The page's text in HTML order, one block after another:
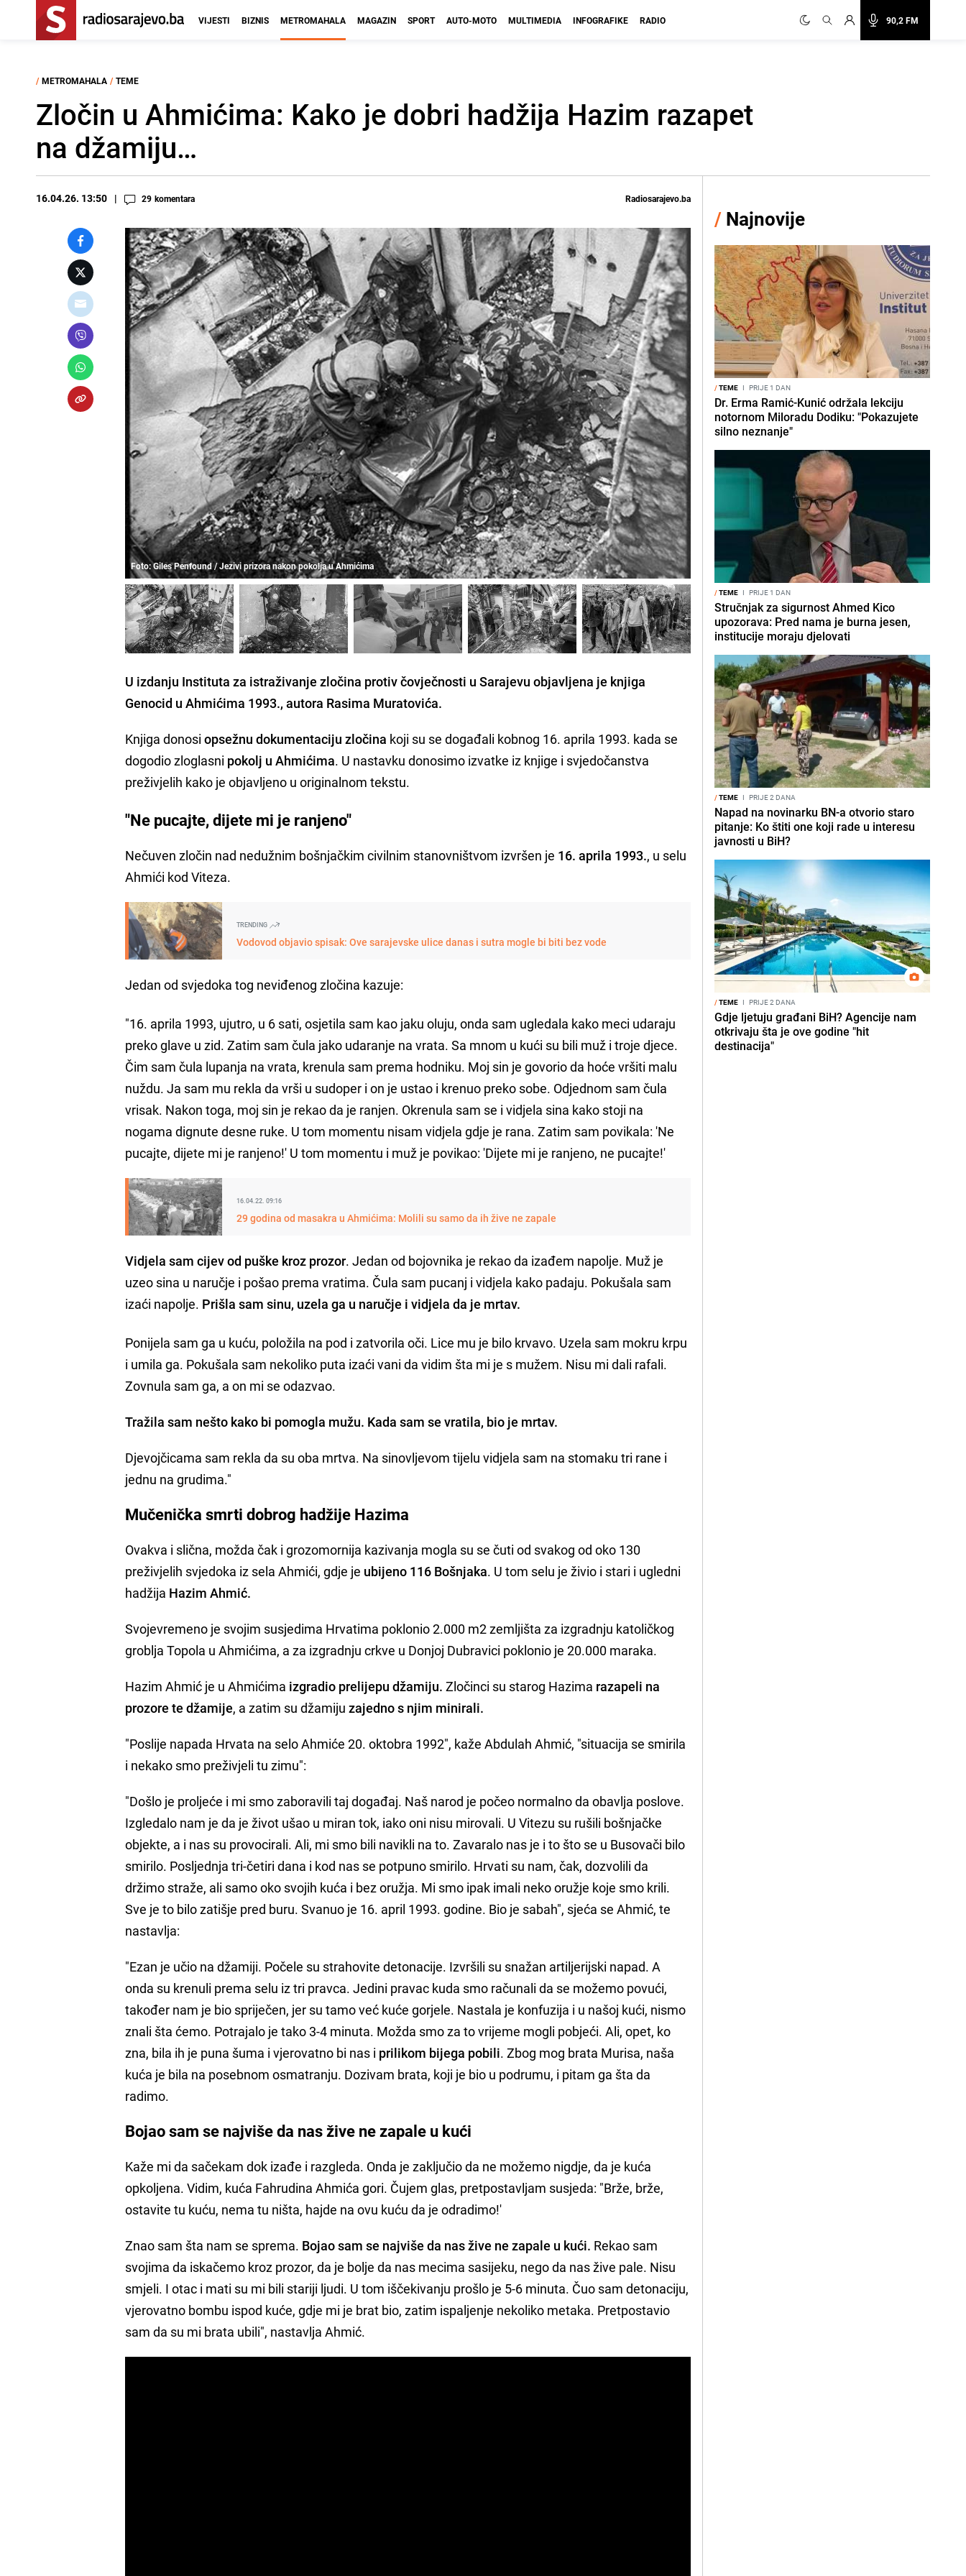
90,2 FM
VIJESTI BIZNIS METROMAHALA MAGAZIN SPORT AUTO-MOTO MULTIMEDIA INFOGRAFIKE RADIO
/ METROMAHALA / TEME
Zločin u Ahmićima: Kako je dobri hadžija Hazim razapet
na džamiju…
16.04.26. 13:50 29 komentara Radiosarajevo.ba
Foto: Giles Penfound / Jezivi prizora nakon pokolja u Ahmićima
U izdanju Instituta za istraživanje zločina protiv čovječnosti u Sarajevu objavljena je knjiga
Genocid u Ahmićima 1993., autora Rasima Muratovića.
Knjiga donosi opsežnu dokumentaciju zločina koji su se događali kobnog 16. aprila 1993. kada se
dogodio zloglasni pokolj u Ahmićima. U nastavku donosimo izvatke iz knjige i svjedočanstva
preživjelih kako je objavljeno u originalnom tekstu.
"Ne pucajte, dijete mi je ranjeno"
Nečuven zločin nad nedužnim bošnjačkim civilnim stanovništvom izvršen je 16. aprila 1993., u selu
Ahmići kod Viteza.
TRENDING
Vodovod objavio spisak: Ove sarajevske ulice danas i sutra mogle bi biti bez vode
Jedan od svjedoka tog neviđenog zločina kazuje:
"16. aprila 1993, ujutro, u 6 sati, osjetila sam kao jaku oluju, onda sam ugledala kako meci udaraju
preko glave u zid. Zatim sam čula jako udaranje na vrata. Sa mnom u kući su bili muž i troje djece.
Čim sam čula lupanja na vrata, krenula sam prema hodniku. Moj sin je govorio da hoće vršiti malu
nuždu. Ja sam mu rekla da vrši u sudoper i on je ustao i krenuo preko sobe. Odjednom sam čula
vrisak. Nakon toga, moj sin je rekao da je ranjen. Okrenula sam se i vidjela sina kako stoji na
nogama dignute desne ruke. U tom momentu nisam vidjela gdje je rana. Zatim sam povikala: 'Ne
pucajte, dijete mi je ranjeno!' U tom momentu i muž je povikao: 'Dijete mi je ranjeno, ne pucajte!'
16.04.22. 09:16
29 godina od masakra u Ahmićima: Molili su samo da ih žive ne zapale
Vidjela sam cijev od puške kroz prozor. Jedan od bojovnika je rekao da izađem napolje. Muž je
uzeo sina u naručje i pošao prema vratima. Čula sam pucanj i vidjela kako padaju. Pokušala sam
izaći napolje. Prišla sam sinu, uzela ga u naručje i vidjela da je mrtav.
Ponijela sam ga u kuću, položila na pod i zatvorila oči. Lice mu je bilo krvavo. Uzela sam mokru krpu
i umila ga. Pokušala sam nekoliko puta izaći vani da vidim šta mi je s mužem. Nisu mi dali rafali.
Zovnula sam ga, a on mi se odazvao.
Tražila sam nešto kako bi pomogla mužu. Kada sam se vratila, bio je mrtav.
Djevojčicama sam rekla da su oba mrtva. Na sinovljevom tijelu vidjela sam na stomaku tri rane i
jednu na grudima."
Mučenička smrti dobrog hadžije Hazima
Ovakva i slična, možda čak i grozomornija kazivanja mogla su se čuti od svakog od oko 130
preživjelih svjedoka iz sela Ahmići, gdje je ubijeno 116 Bošnjaka. U tom selu je živio i stari i ugledni
hadžija Hazim Ahmić.
Svojevremeno je svojim susjedima Hrvatima poklonio 2.000 m2 zemljišta za izgradnju katoličkog
groblja Topola u Ahmićima, a za izgradnju crkve u Donjoj Dubravici poklonio je 20.000 maraka.
Hazim Ahmić je u Ahmićima izgradio prelijepu džamiju. Zločinci su starog Hazima razapeli na
prozore te džamije, a zatim su džamiju zajedno s njim minirali.
"Poslije napada Hrvata na selo Ahmiće 20. oktobra 1992", kaže Abdulah Ahmić, "situacija se smirila
i nekako smo preživjeli tu zimu":
"Došlo je proljeće i mi smo zaboravili taj događaj. Naš narod je počeo normalno da obavlja poslove.
Izgledalo nam je da je život ušao u miran tok, iako oni nisu mirovali. U Vitezu su rušili bošnjačke
objekte, a i nas su provocirali. Ali, mi smo bili navikli na to. Zavaralo nas je i to što se u Busovači bilo
smirilo. Posljednja tri-četiri dana i kod nas se potpuno smirilo. Hrvati su nam, čak, dozvolili da
držimo straže, ali samo oko svojih kuća i bez oružja. Mi smo ipak imali neko oružje koje smo krili.
Sve je to bilo zatišje pred buru. Svanuo je 16. april 1993. godine. Bio je sabah", sjeća se Ahmić, te
nastavlja:
"Ezan je učio na džamiji. Počele su strahovite detonacije. Izvršili su snažan artiljerijski napad. A
onda su krenuli prema selu iz tri pravca. Jedini pravac kuda smo računali da se možemo povući,
također nam je bio spriječen, jer su tamo već kuće gorjele. Nastala je konfuzija i u našoj kući, nismo
znali šta ćemo. Potrajalo je tako 3-4 minuta. Možda smo za to vrijeme mogli pobjeći. Ali, opet, ko
zna, bila ih je puna šuma i vjerovatno bi nas i prilikom bijega pobili. Zbog mog brata Murisa, naša
kuća je bila na posebnom osmatranju. Dozivam brata, koji je bio u podrumu, i pitam ga šta da
radimo.
Bojao sam se najviše da nas žive ne zapale u kući
Kaže mi da sačekam dok izađe i razgleda. Onda je zaključio da ne možemo nigdje, da je kuća
opkoljena. Vidim, kuća Fahrudina Ahmića gori. Čujem glas, pretpostavljam susjeda: "Brže, brže,
ostavite tu kuću, nema tu ništa, hajde na ovu kuću da je odradimo!'
Znao sam šta nam se sprema. Bojao sam se najviše da nas žive ne zapale u kući. Rekao sam
svojima da iskačemo kroz prozor, da je bolje da nas mecima sasijeku, nego da nas žive pale. Nisu
smjeli. I otac i mati su mi bili stariji ljudi. U tom iščekivanju prošlo je 5-6 minuta. Čuo sam detonaciju,
vjerovatno bombu ispod kuće, gdje mi je brat bio, zatim ispaljenje nekoliko metaka. Pretpostavio
sam da su mi brata ubili", nastavlja Ahmić.
/ Najnovije
/TEME I PRIJE 1 DAN
Dr. Erma Ramić-Kunić održala lekciju
notornom Miloradu Dodiku: "Pokazujete
silno neznanje"
/TEME I PRIJE 1 DAN
Stručnjak za sigurnost Ahmed Kico
upozorava: Pred nama je burna jesen,
institucije moraju djelovati
/TEME I PRIJE 2 DANA
Napad na novinarku BN-a otvorio staro
pitanje: Ko štiti one koji rade u interesu
javnosti u BiH?
/TEME I PRIJE 2 DANA
Gdje ljetuju građani BiH? Agencije nam
otkrivaju šta je ove godine "hit
destinacija"